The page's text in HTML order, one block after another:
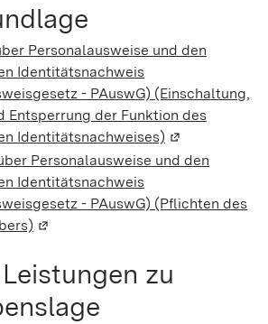
Personalausweise und den
Identitätsnachweis
- PAuswG) (Einschaltung,
Entsperrung der Funktion des
Identitätsnachweises) (Wird in
Personalausweise und den
Identitätsnachweis
- PAuswG) (Pflichten des
(Wird in einem neuen Fenster
zu